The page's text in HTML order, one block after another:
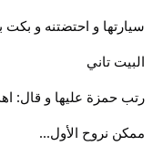
سيارتها و احتضتنه و
البيت تاني
رتب حمزة عليها و قال:
ممكن نروح الأول...